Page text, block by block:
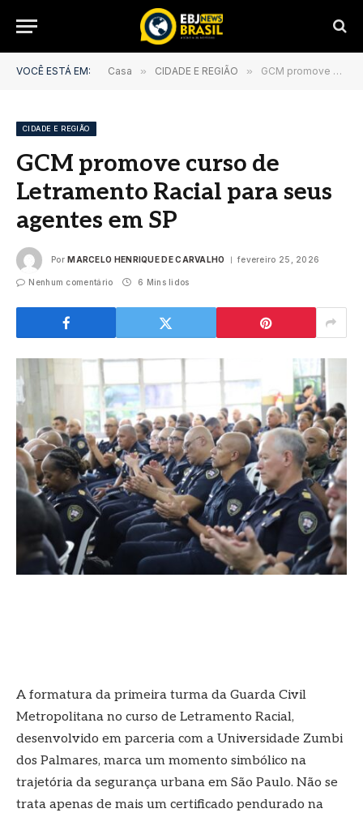
VOCÊ ESTÁ EM: Casa » CIDADE E REGIÃO » GCM promove curso de Letramento Racial para seus agentes em SP
CIDADE E REGIÃO
GCM promove curso de
Letramento Racial para seus
agentes em SP
Por MARCELO HENRIQUE DE CARVALHO fevereiro 25, 2026
Nenhum comentário 6 Mins lidos
A formatura da primeira turma da Guarda Civil
Metropolitana no curso de Letramento Racial,
desenvolvido em parceria com a Universidade Zumbi
dos Palmares, marca um momento simbólico na
trajetória da segurança urbana em São Paulo. Não se
trata apenas de mais um certificado pendurado na